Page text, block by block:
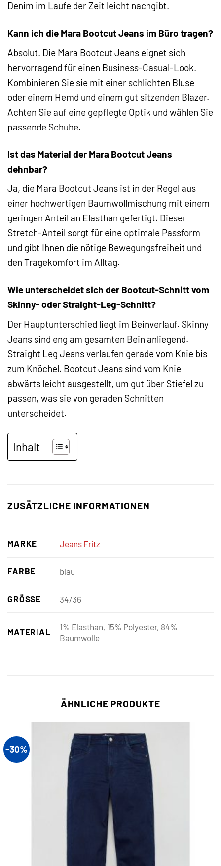
Denim im Laufe der Zeit leicht nachgibt.
Kann ich die Mara Bootcut Jeans im Büro tragen?
Absolut. Die Mara Bootcut Jeans eignet sich
hervorragend für einen Business-Casual-Look.
Kombinieren Sie sie mit einer schlichten Bluse
oder einem Hemd und einem gut sitzenden Blazer.
Achten Sie auf eine gepflegte Optik und wählen Sie
passende Schuhe.
Ist das Material der Mara Bootcut Jeans
dehnbar?
Ja, die Mara Bootcut Jeans ist in der Regel aus
einer hochwertigen Baumwollmischung mit einem
geringen Anteil an Elasthan gefertigt. Dieser
Stretch-Anteil sorgt für eine optimale Passform
und gibt Ihnen die nötige Bewegungsfreiheit und
den Tragekomfort im Alltag.
Wie unterscheidet sich der Bootcut-Schnitt vom
Skinny- oder Straight-Leg-Schnitt?
Der Hauptunterschied liegt im Beinverlauf. Skinny
Jeans sind eng am gesamten Bein anliegend.
Straight Leg Jeans verlaufen gerade vom Knie bis
zum Knöchel. Bootcut Jeans sind vom Knie
abwärts leicht ausgestellt, um gut über Stiefel zu
passen, was sie von geraden Schnitten
unterscheidet.
Inhalt
ZUSÄTZLICHE INFORMATIONEN
MARKE Jeans Fritz
FARBE blau
GRÖSSE 34/36
MATERIAL
1% Elasthan, 15% Polyester, 84%
Baumwolle
ÄHNLICHE PRODUKTE
-30%